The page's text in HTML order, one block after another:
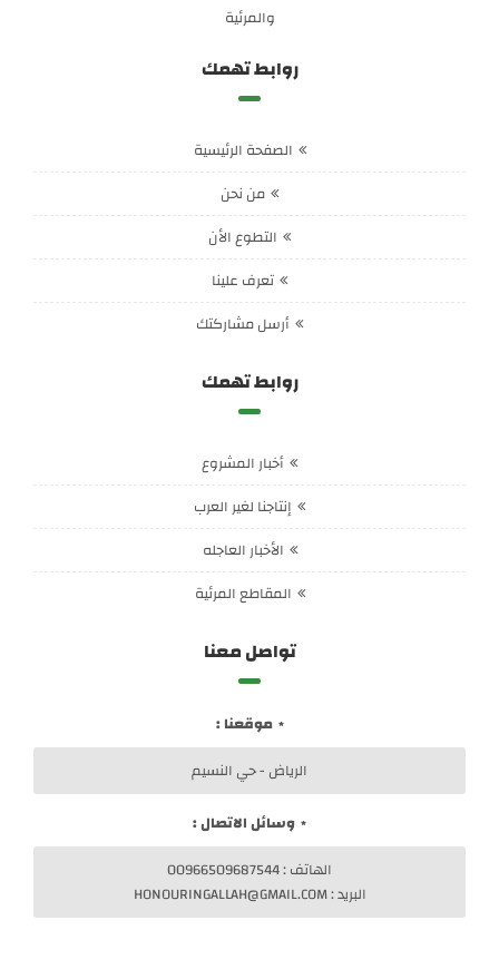
والمرئية
روابط تهمك
الصفحة الرئيسية
من نحن
التطوع الأن
تعرف علينا
أرسل مشاركتك
روابط تهمك
أخبار المشروع
إنتاجنا لغير العرب
الأخبار العاجله
المقاطع المرئية
تواصل معنا
موقعنا :
الرياض - حي النسيم
وسائل الاتصال :
الهاتف : 00966509687544
البريد : HONOURINGALLAH@GMAIL.COM